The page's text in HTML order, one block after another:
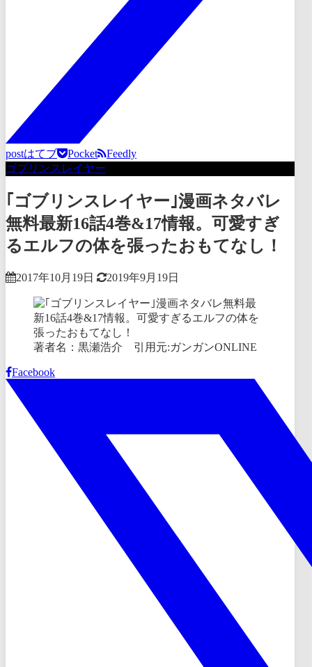
postはてブ Pocket
Feedly
ゴブリンスレイヤー
｢ゴブリンスレイヤー｣漫画ネタバレ
無料最新16話4巻&17情報。可愛すぎ
るエルフの体を張ったおもてなし！
2017年10月19日 2019年9月19日
著者名：黒瀬浩介 引用元:ガンガンONLINE
Facebook